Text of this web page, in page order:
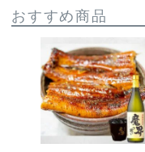
おすすめ商品